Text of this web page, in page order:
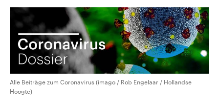
Alle Beiträge zum Coronavirus (imago / Rob Engelaar / Hollandse
Hoogte)